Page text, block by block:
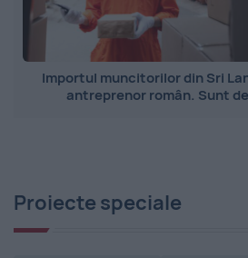
Importul muncitorilor din Sri
antreprenor român. Sunt
Proiecte speciale